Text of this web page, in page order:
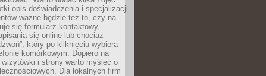
opis doświadczenia i specjalizacji.
ważne będzie też to, czy na
się formularz kontaktowy,
się online lub chociaż
który po kliknięciu wybiera
komórkowym. Dopiero na
wizytówki i strony warto myśleć o
Dla lokalnych firm